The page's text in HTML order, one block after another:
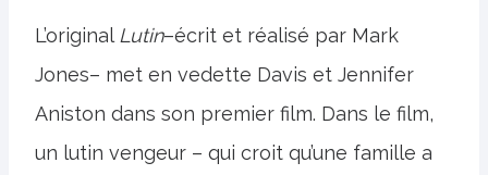
L’original Lutin–écrit et réalisé par Mark
Jones– met en vedette Davis et Jennifer
Aniston dans son premier film. Dans le film,
un lutin vengeur – qui croit qu’une famille a